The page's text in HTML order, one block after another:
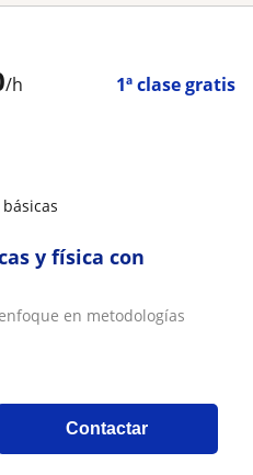
/h 1ª clase gratis
y física con
en metodologías
Contactar